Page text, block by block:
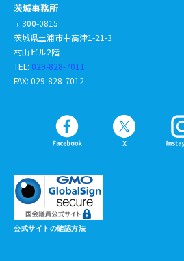
茨城事務所
〒300-0815
茨城県土浦市中高津1-21-3
村山ビル2階
TEL: 029-828-7011
FAX: 029-828-7012
公式サイトの確認方法